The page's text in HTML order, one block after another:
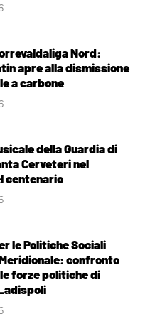
Nord:
apre alla dismissione
a carbone
della Guardia di
Cerveteri nel
centenario
le Politiche Sociali
confronto
forze politiche di